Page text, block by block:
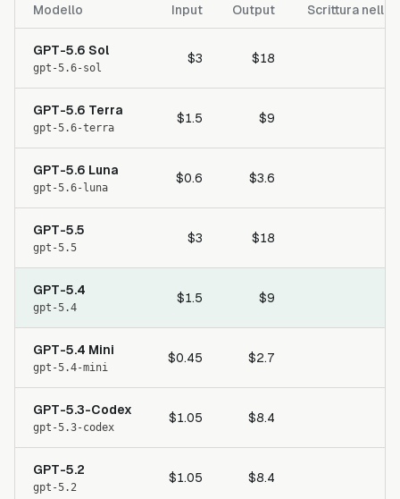
Modello Input Output Scrittura nella
GPT-5.6 Sol
gpt-5.6-sol
$3 $18
GPT-5.6 Terra
gpt-5.6-terra
$1.5 $9
GPT-5.6 Luna
gpt-5.6-luna
$0.6 $3.6
GPT-5.5
gpt-5.5
$3 $18
GPT-5.4
gpt-5.4
$1.5 $9
GPT-5.4 Mini
gpt-5.4-mini
$0.45 $2.7
GPT-5.3-Codex
gpt-5.3-codex
$1.05 $8.4
GPT-5.2
gpt-5.2
$1.05 $8.4